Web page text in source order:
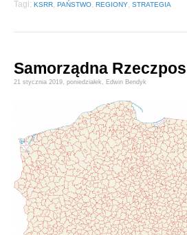
Tagi: KSRR, PAŃSTWO, REGIONY, STRATEGIA
Samorządna
21 stycznia 2019, poniedziałek , Edwin Bendyk